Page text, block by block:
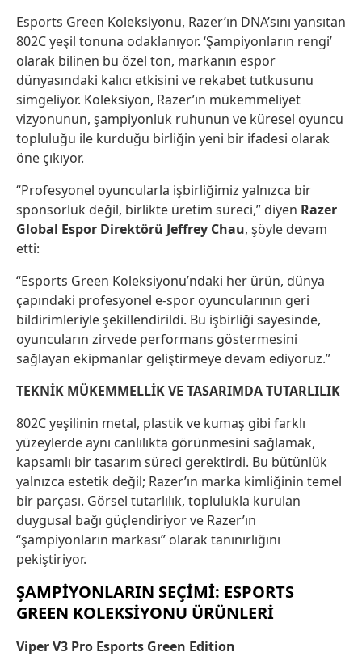
Esports Green Koleksiyonu, Razer’ın DNA’sını yansıtan
802C yeşil tonuna odaklanıyor. ‘Şampiyonların rengi’
olarak bilinen bu özel ton, markanın espor
dünyasındaki kalıcı etkisini ve rekabet tutkusunu
simgeliyor. Koleksiyon, Razer’ın mükemmeliyet
vizyonunun, şampiyonluk ruhunun ve küresel oyuncu
topluluğu ile kurduğu birliğin yeni bir ifadesi olarak
öne çıkıyor.
“Profesyonel oyuncularla işbirliğimiz yalnızca bir
sponsorluk değil, birlikte üretim süreci,” diyen Razer
Global Espor Direktörü Jeffrey Chau, şöyle devam
etti:
“Esports Green Koleksiyonu’ndaki her ürün, dünya
çapındaki profesyonel e-spor oyuncularının geri
bildirimleriyle şekillendirildi. Bu işbirliği sayesinde,
oyuncuların zirvede performans göstermesini
sağlayan ekipmanlar geliştirmeye devam ediyoruz.”
TEKNİK MÜKEMMELLİK VE TASARIMDA TUTARLILIK
802C yeşilinin metal, plastik ve kumaş gibi farklı
yüzeylerde aynı canlılıkta görünmesini sağlamak,
kapsamlı bir tasarım süreci gerektirdi. Bu bütünlük
yalnızca estetik değil; Razer’ın marka kimliğinin temel
bir parçası. Görsel tutarlılık, toplulukla kurulan
duygusal bağı güçlendiriyor ve Razer’ın
“şampiyonların markası” olarak tanınırlığını
pekiştiriyor.
ŞAMPİYONLARIN SEÇİMİ: ESPORTS
GREEN KOLEKSİYONU ÜRÜNLERİ
Viper V3 Pro Esports Green Edition